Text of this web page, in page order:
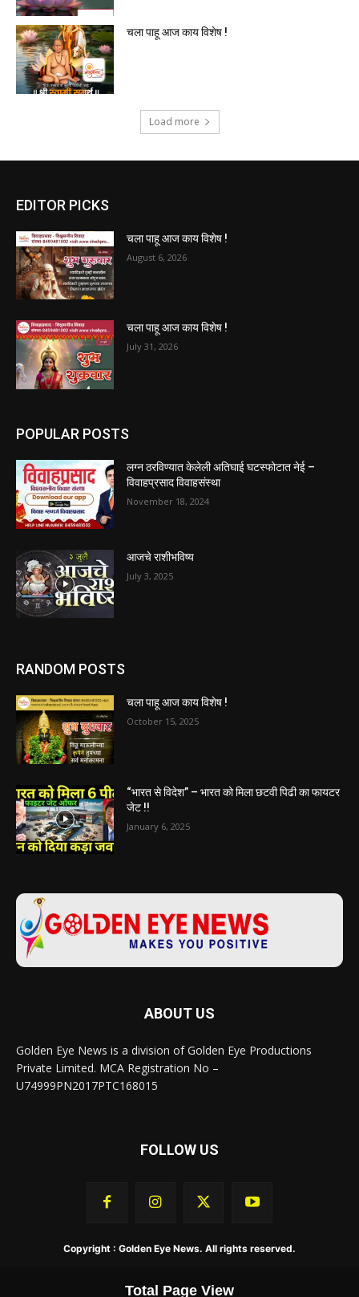
चला पाहू आज काय विशेष !
Load more
EDITOR PICKS
चला पाहू आज काय विशेष !
August 6, 2026
चला पाहू आज काय विशेष !
July 31, 2026
POPULAR POSTS
लग्न ठरविण्यात केलेली अतिघाई घटस्फोटात नेई –
विवाहप्रसाद विवाहसंस्था
November 18, 2024
आजचे राशीभविष्य
July 3, 2025
RANDOM POSTS
चला पाहू आज काय विशेष !
October 15, 2025
“भारत से विदेश” – भारत को मिला छटवी पिढी का फायटर
जेट !!
January 6, 2025
ABOUT US
Golden Eye News is a division of Golden Eye Productions
Private Limited. MCA Registration No –
U74999PN2017PTC168015
FOLLOW US
Copyright : Golden Eye News. All rights reserved.
Total Page View